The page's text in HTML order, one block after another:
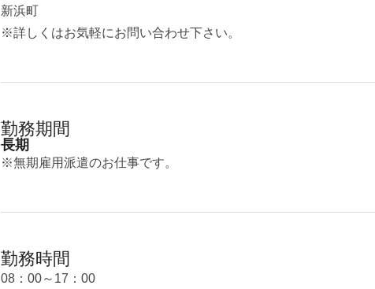
新浜町
※詳しくはお気軽にお問い合わせ下さい。
勤務期間
長期
※無期雇用派遣のお仕事です。
勤務時間
08：00～17：00